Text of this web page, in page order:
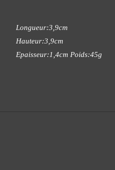
Longueur:3,9cm
Hauteur:3,9cm
Epaisseur:1,4cm Poids:45g